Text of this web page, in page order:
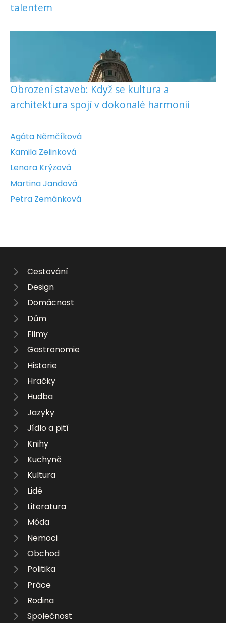
talentem
Obrození staveb: Když se kultura a
architektura spojí v dokonalé harmonii
Agáta Němčíková
Kamila Zelinková
Lenora Krýzová
Martina Jandová
Petra Zemánková
Cestování
Design
Domácnost
Dům
Filmy
Gastronomie
Historie
Hračky
Hudba
Jazyky
Jídlo a pití
Knihy
Kuchyně
Kultura
Lidé
Literatura
Móda
Nemoci
Obchod
Politika
Práce
Rodina
Společnost